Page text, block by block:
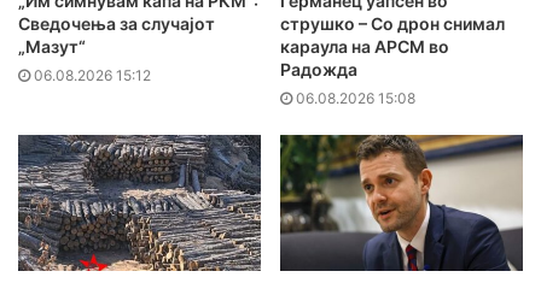
Сведочења за случајот
„Мазут“
06.08.2026 15:12
струшко – Со дрон снимал
караула на АРСМ во
Радожда
06.08.2026 15:08